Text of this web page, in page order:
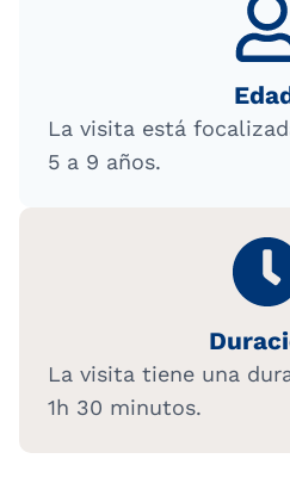
La visita está
5 a 9 años.
La visita tiene una
1h 30 minutos.